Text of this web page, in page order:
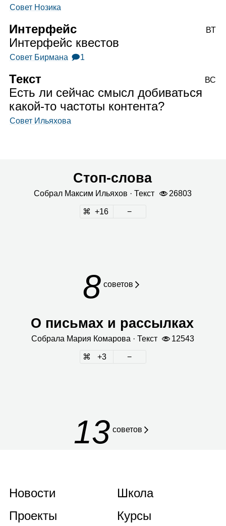
Совет Нозика
Интерфейс
Интерфейс квестов
Совет Бирмана 🗩1
ВТ
Текст
Есть ли сейчас смысл добиваться
какой‑то частоты контента?
Совет Ильяхова
ВС
Стоп‑слова
Собрал Мак­сим Илья­хов · Текст 26803
16
8 сове­тов
О письмах и рассылках
Собрала Мария Кома­рова · Текст 12543
3
13 советов
Новости
Проекты
Школа
Курсы